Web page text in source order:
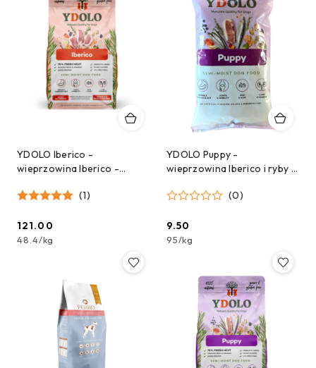
YDOLO Iberico -
wieprzowina Iberico -
(2,5kg)
(1)
Cena:
121.00
48.4/kg
YDOLO Puppy -
wieprzowina Iberico i ryby -
szczeniąt - próbka 100g
(0)
Cena:
9.50
95/kg